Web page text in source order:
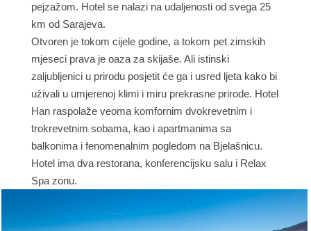
pejzažom. Hotel se nalazi na udaljenosti od svega 25
km od Sarajeva.
Otvoren je tokom cijele godine, a tokom pet zimskih
mjeseci prava je oaza za skijaše. Ali istinski
zaljubljenici u prirodu posjetit će ga i usred ljeta kako bi
uživali u umjerenoj klimi i miru prekrasne prirode. Hotel
Han raspolaže veoma komfornim dvokrevetnim i
trokrevetnim sobama, kao i apartmanima sa
balkonima i fenomenalnim pogledom na Bjelašnicu.
Hotel ima dva restorana, konferencijsku salu i Relax
Spa zonu.